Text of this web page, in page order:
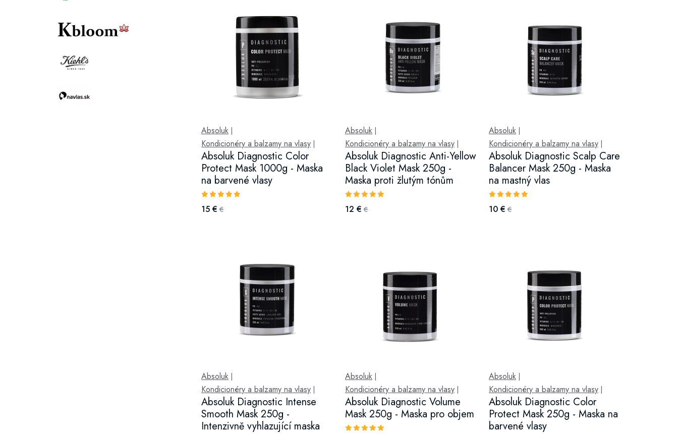
Absoluk
Kondicionéry a balzamy na vlasy
Absoluk Diagnostic Color
Protect Mask 1000g - Maska
na barvené vlasy
15 € €
Absoluk|
Kondicionéry a balzamy na vlasy|
Absoluk Diagnostic Anti-Yellow
Black Violet Mask 250g -
Maska proti žlutým tónům
12 € €
Absoluk|
Kondicionéry a balzamy na vlasy|
Absoluk Diagnostic Scalp Care
Balancer Mask 250g - Maska
na mastný vlas
10 € €
Absoluk
Kondicionéry a balzamy na vlasy
Absoluk Diagnostic Intense
Smooth Mask 250g -
Intenzivně vyhlazující maska
Absoluk|
Kondicionéry a balzamy na vlasy|
Absoluk Diagnostic Volume
Mask 250g - Maska pro objem
Absoluk|
Kondicionéry a balzamy na vlasy|
Absoluk Diagnostic Color
Protect Mask 250g - Maska na
barvené vlasy